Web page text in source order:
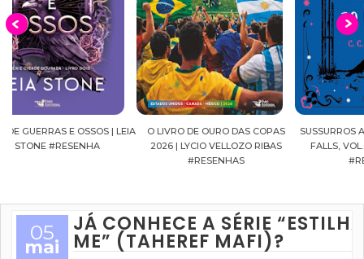
O LIVRO DE OURO DAS COPAS
2026 | LYCIO VELLOZO RIBAS
SUSSURROS AO LUAR | SHADOW
FALLS, VOL.04 | C.C.HUNTER
#RESENHA
05
mai
JÁ CONHECE A SÉRIE
ME” (TAHEREF MAFI)?